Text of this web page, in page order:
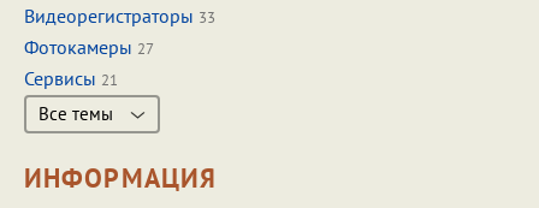
Видеорегистраторы 33
Фотокамеры 27
Сервисы 21
Все темы
ИНФОРМАЦИЯ